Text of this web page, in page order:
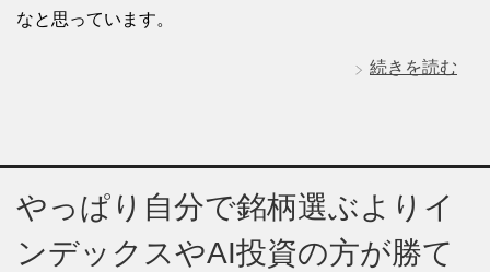
なと思っています。
続きを読む
やっぱり自分で銘柄選ぶよりイ
ンデックスやAI投資の方が勝て